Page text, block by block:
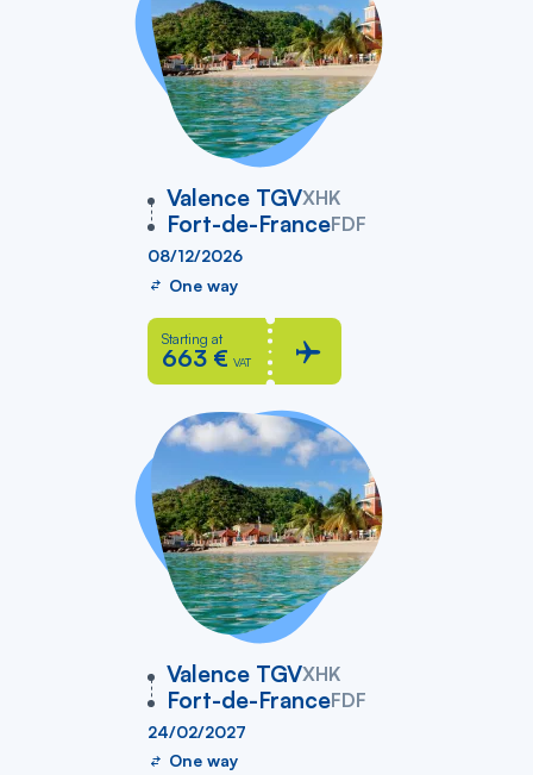
Valence TGVXHK
vers
Fort-de-FranceFDF
08/12/2026
One way
Starting at
663 € VAT
Valence TGVXHK
vers
Fort-de-FranceFDF
24/02/2027
One way